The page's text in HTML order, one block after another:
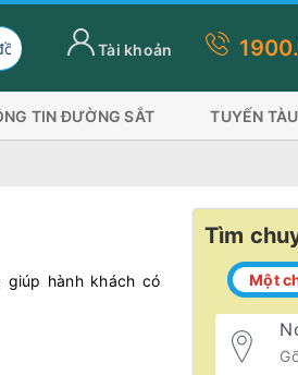
toán này quý khách lựa chọn
Tài khoản
TIN ĐƯỜNG SẮT TUYẾN
hành khách có
Tìm
Một